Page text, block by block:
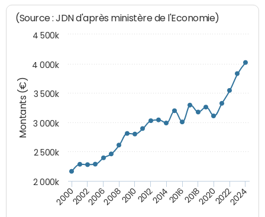
Montants (€)
(Source : JDN d'après ministère de l'Economie)
200020022006200820102012201420162018202020222024
2 000k
2 500k
3 000k
3 500k
4 000k
4 500k